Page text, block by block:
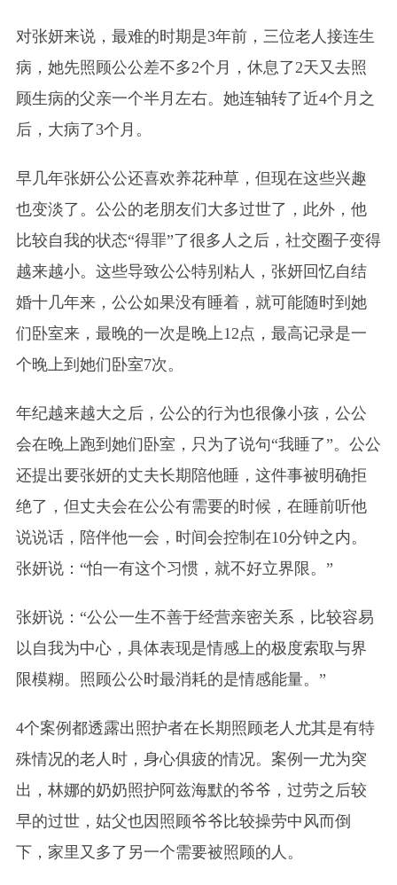
对张妍来说，最难的时期是3年前，三位老人接连生
病，她先照顾公公差不多2个月，休息了2天又去照
顾生病的父亲一个半月左右。她连轴转了近4个月之
后，大病了3个月。
早几年张妍公公还喜欢养花种草，但现在这些兴趣
也变淡了。公公的老朋友们大多过世了，此外，他
比较自我的状态“得罪”了很多人之后，社交圈子变得
越来越小。这些导致公公特别粘人，张妍回忆自结
婚十几年来，公公如果没有睡着，就可能随时到她
们卧室来，最晚的一次是晚上12点，最高记录是一
个晚上到她们卧室7次。
年纪越来越大之后，公公的行为也很像小孩，公公
会在晚上跑到她们卧室，只为了说句“我睡了”。公公
还提出要张妍的丈夫长期陪他睡，这件事被明确拒
绝了，但丈夫会在公公有需要的时候，在睡前听他
说说话，陪伴他一会，时间会控制在10分钟之内。
张妍说：“怕一有这个习惯，就不好立界限。”
张妍说：“公公一生不善于经营亲密关系，比较容易
以自我为中心，具体表现是情感上的极度索取与界
限模糊。照顾公公时最消耗的是情感能量。”
4个案例都透露出照护者在长期照顾老人尤其是有特
殊情况的老人时，身心俱疲的情况。案例一尤为突
出，林娜的奶奶照护阿兹海默的爷爷，过劳之后较
早的过世，姑父也因照顾爷爷比较操劳中风而倒
下，家里又多了另一个需要被照顾的人。